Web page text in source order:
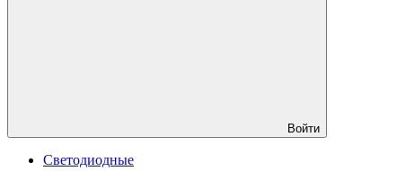
Войти
Светодиодные